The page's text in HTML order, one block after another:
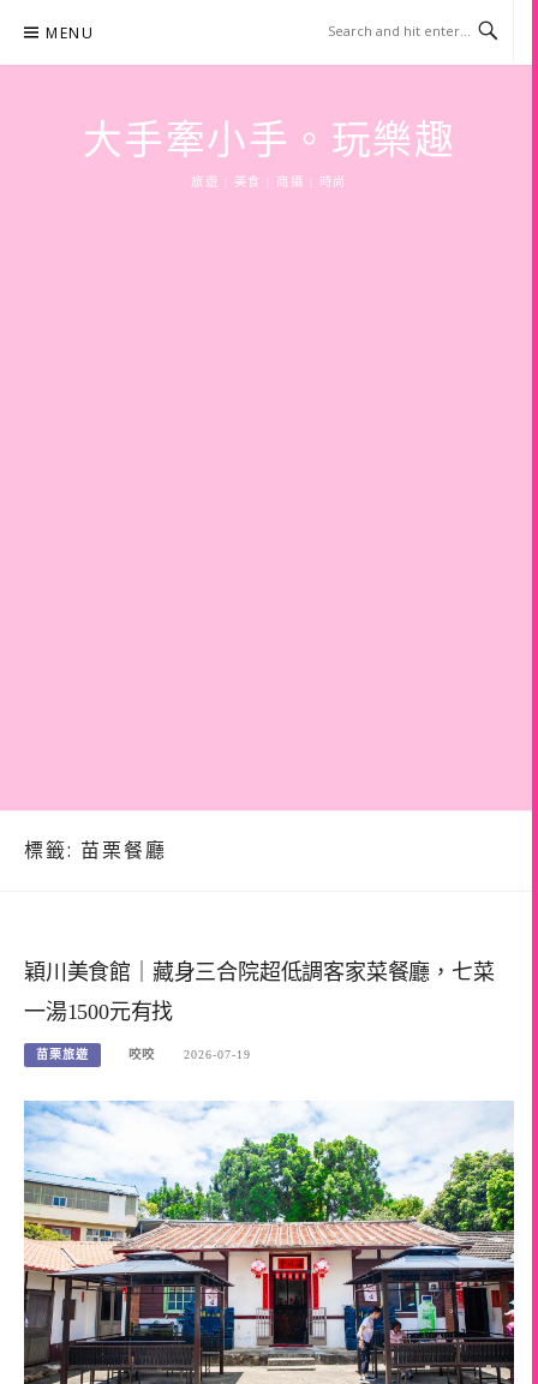
content
MENU
大手牽小手。玩樂趣
旅遊 | 美食 | 商攝 | 時尚
標籤: 苗栗餐廳
穎川美食館｜藏身三合院超低調客家菜餐廳，七菜
一湯1500元有找
苗栗旅遊 咬咬 2026-07-19